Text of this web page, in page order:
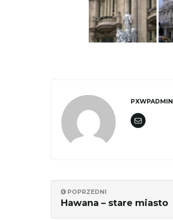
PXWPADMIN
POPRZEDNI
Hawana – stare miasto